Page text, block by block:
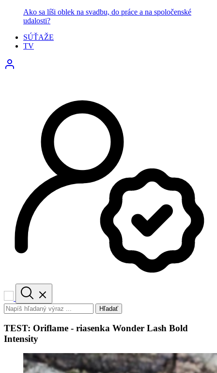
Ako sa líši oblek na svadbu, do práce a na spoločenské
udalosti?
SÚŤAŽE
TV
Hľadať
TEST: Oriflame - riasenka Wonder Lash Bold
Intensity